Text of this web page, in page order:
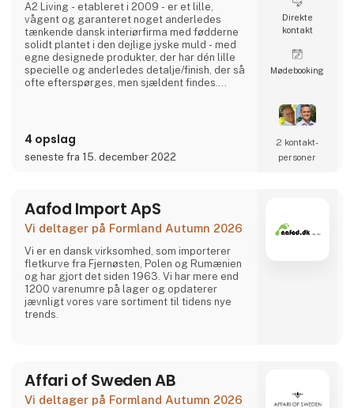
A2 Living - etableret i 2009 - er et lille,
vågent og garanteret noget anderledes
tænkende dansk interiørfirma med fødderne
solidt plantet i den dejlige jyske muld - med
egne designede produkter, der har dén lille
specielle og anderledes detalje/finish, der så
ofte efterspørges, men sjældent findes.
sætter en ære i at lægge navn til - kort sagt,
dansk design der holder…
4 opslag
seneste fra 15. december 2022
Direkte
kontakt
Møde­booking
2 kontakt­
personer
Aafod Import ApS
Vi deltager på Formland Autumn 2026
Vi er en dansk virksomhed, som importerer
fletkurve fra Fjernøsten, Polen og Rumænien
og har gjort det siden 1963. Vi har mere end
1200 varenumre på lager og opdaterer
jævnligt vores vare sortiment til tidens nye
trends.
Affari of Sweden AB
Vi deltager på Formland Autumn 2026